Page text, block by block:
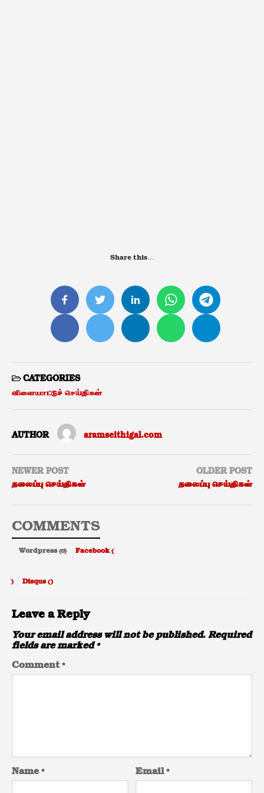
Share this…
CATEGORIES
விளையாட்டுச் செய்திகள்
AUTHOR aramseithigal.com
NEWER POST
தலைப்பு செய்திகள்
OLDER POST
தலைப்பு செய்திகள்
COMMENTS
Wordpress (0) Facebook (
) Disqus ( )
Leave a Reply
Your email address will not be published. Required
fields are marked *
Comment*
Name* Email*